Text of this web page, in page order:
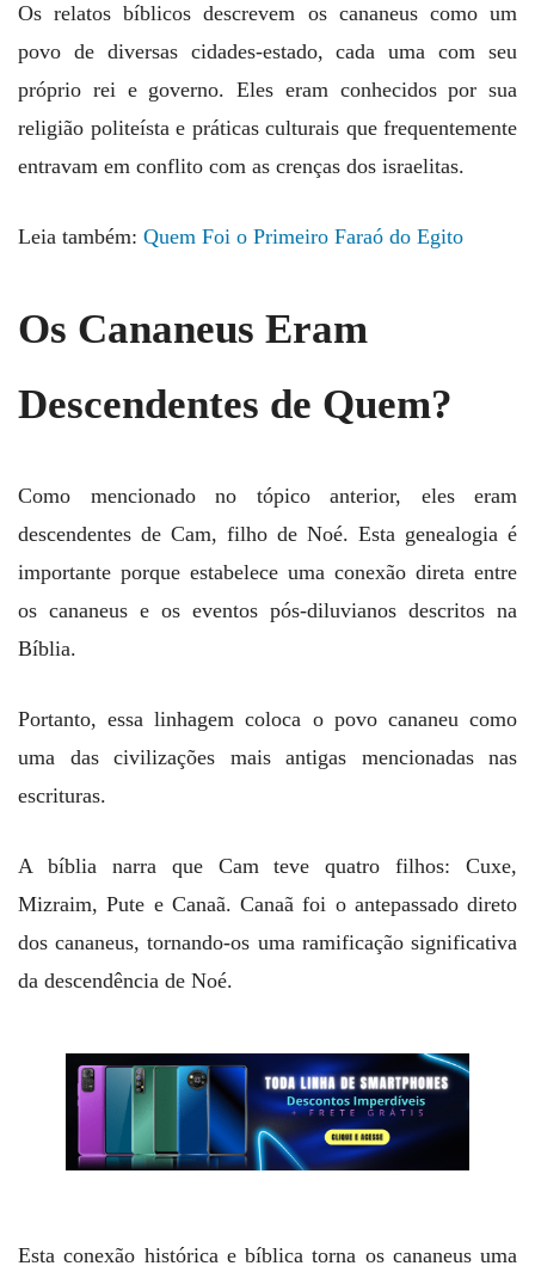
Os relatos bíblicos descrevem os cananeus como um
povo de diversas cidades-estado, cada uma com seu
próprio rei e governo. Eles eram conhecidos por sua
religião politeísta e práticas culturais que frequentemente
entravam em conflito com as crenças dos israelitas.
Leia também: Quem Foi o Primeiro Faraó do Egito
Os Cananeus Eram
Descendentes de Quem?
Como mencionado no tópico anterior, eles eram
descendentes de Cam, filho de Noé. Esta genealogia é
importante porque estabelece uma conexão direta entre
os cananeus e os eventos pós-diluvianos descritos na
Bíblia.
Portanto, essa linhagem coloca o povo cananeu como
uma das civilizações mais antigas mencionadas nas
escrituras.
A bíblia narra que Cam teve quatro filhos: Cuxe,
Mizraim, Pute e Canaã. Canaã foi o antepassado direto
dos cananeus, tornando-os uma ramificação significativa
da descendência de Noé.
Esta conexão histórica e bíblica torna os cananeus uma